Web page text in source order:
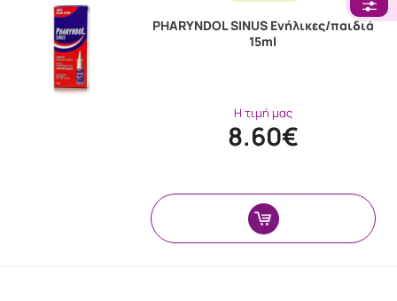
PHARYNDOL SINUS Ενήλικες/παιδιά
15ml
Η τιμή μας
8.60€